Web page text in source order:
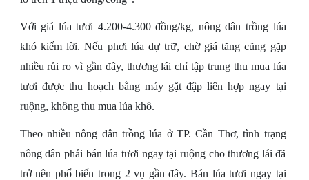
Với giá lúa tươi 4.200-4.300 đồng/kg, nông dân trồng lúa
khó kiếm lời. Nếu phơi lúa dự trữ, chờ giá tăng cũng gặp
nhiều rủi ro vì gần đây, thương lái chỉ tập trung thu mua lúa
tươi được thu hoạch bằng máy gặt đập liên hợp ngay tại
ruộng, không thu mua lúa khô.
Theo nhiều nông dân trồng lúa ở TP. Cần Thơ, tình trạng
nông dân phải bán lúa tươi ngay tại ruộng cho thương lái đã
trở nên phổ biến trong 2 vụ gần đây. Bán lúa tươi ngay tại